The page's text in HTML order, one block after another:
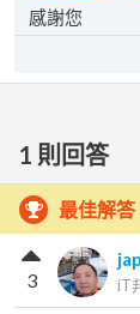
感謝您
1 則回答
最佳解答
iT
3